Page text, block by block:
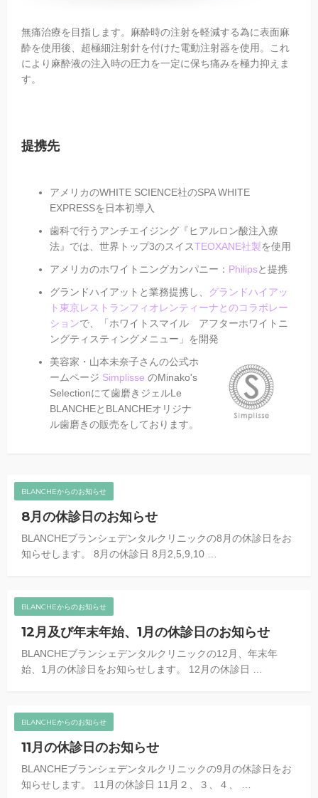
無痛治療を目指します。麻酔時の注射を軽減する為に表面麻
酔を使用後、超極細注射針を付けた電動注射器を使用。これ
により麻酔液の注入時の圧力を一定に保ち痛みを極力抑えま
す。
提携先
アメリカのWHITE SCIENCE社のSPA WHITE
EXPRESSを日本初導入
歯科で行うアンチエイジング『ヒアルロン酸注入療
法』では、世界トップ3のスイスTEOXANE社製を使用
アメリカのホワイトニングカンパニー： Philipsと提携
グランドハイアットと業務提携し、
グランドハイアッ
ト東京レストランフィオレンティーナとのコラボレー
ションで、「ホワイトスマイル アフターホワイトニ
ングティスティングメニュー」を開発
美容家・山本未奈子さんの公式ホ
ームページ Simplisse のMinako's
Selectionにて歯磨きジェルLe
BLANCHEとBLANCHEオリジナ
ル歯磨きの販売をしております。
BLANCHEからのお知らせ
8月の休診日のお知らせ
BLANCHEブランシェデンタルクリニックの8月の休診日をお
知らせします。 8月の休診日 8月2,5,9,10 …
BLANCHEからのお知らせ
12月及び年末年始、1月の休診日のお知らせ
BLANCHEブランシェデンタルクリニックの12月、年末年
始、1月の休診日をお知らせします。 12月の休診日 …
BLANCHEからのお知らせ
11月の休診日のお知らせ
BLANCHEブランシェデンタルクリニックの9月の休診日をお
知らせします。 11月の休診日 11月２、３、４、 …